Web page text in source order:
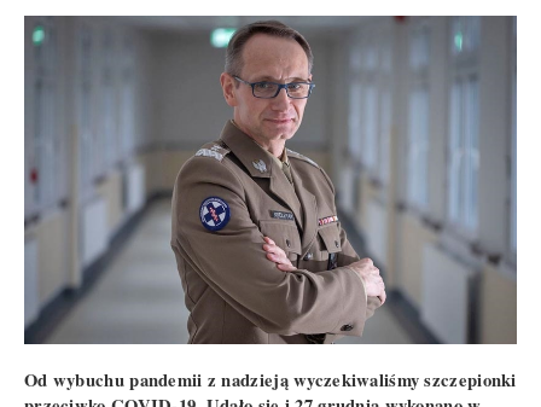
Od wybuchu pandemii z nadzieją wyczekiwaliśmy szczepionki